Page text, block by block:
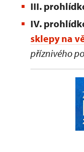
III.
IV.
sklepy na
příznivého